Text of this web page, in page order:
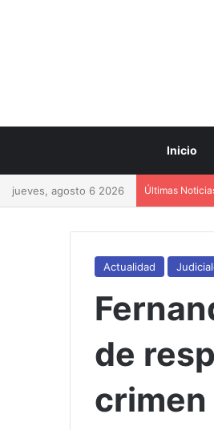
Inicio
jueves, agosto 6 2026 Últimas
Actualidad
de
crimen